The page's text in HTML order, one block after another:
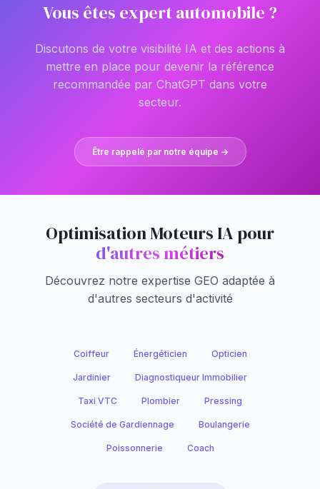
Vous êtes expert automobile ?
Discutons de votre visibilité IA et des actions à
mettre en place pour devenir la référence
recommandée par ChatGPT dans votre
secteur.
Être rappelé par notre équipe →
Optimisation Moteurs IA pour
d'autres métiers
Découvrez notre expertise GEO adaptée à
d'autres secteurs d'activité
Coiffeur Énergéticien Opticien
Jardinier Diagnostiqueur Immobilier
Taxi VTC Plombier Pressing
Société de Gardiennage Boulangerie
Poissonnerie Coach